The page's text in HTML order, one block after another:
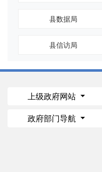
县数据局
县信访局
上级政府网站
政府部门导航